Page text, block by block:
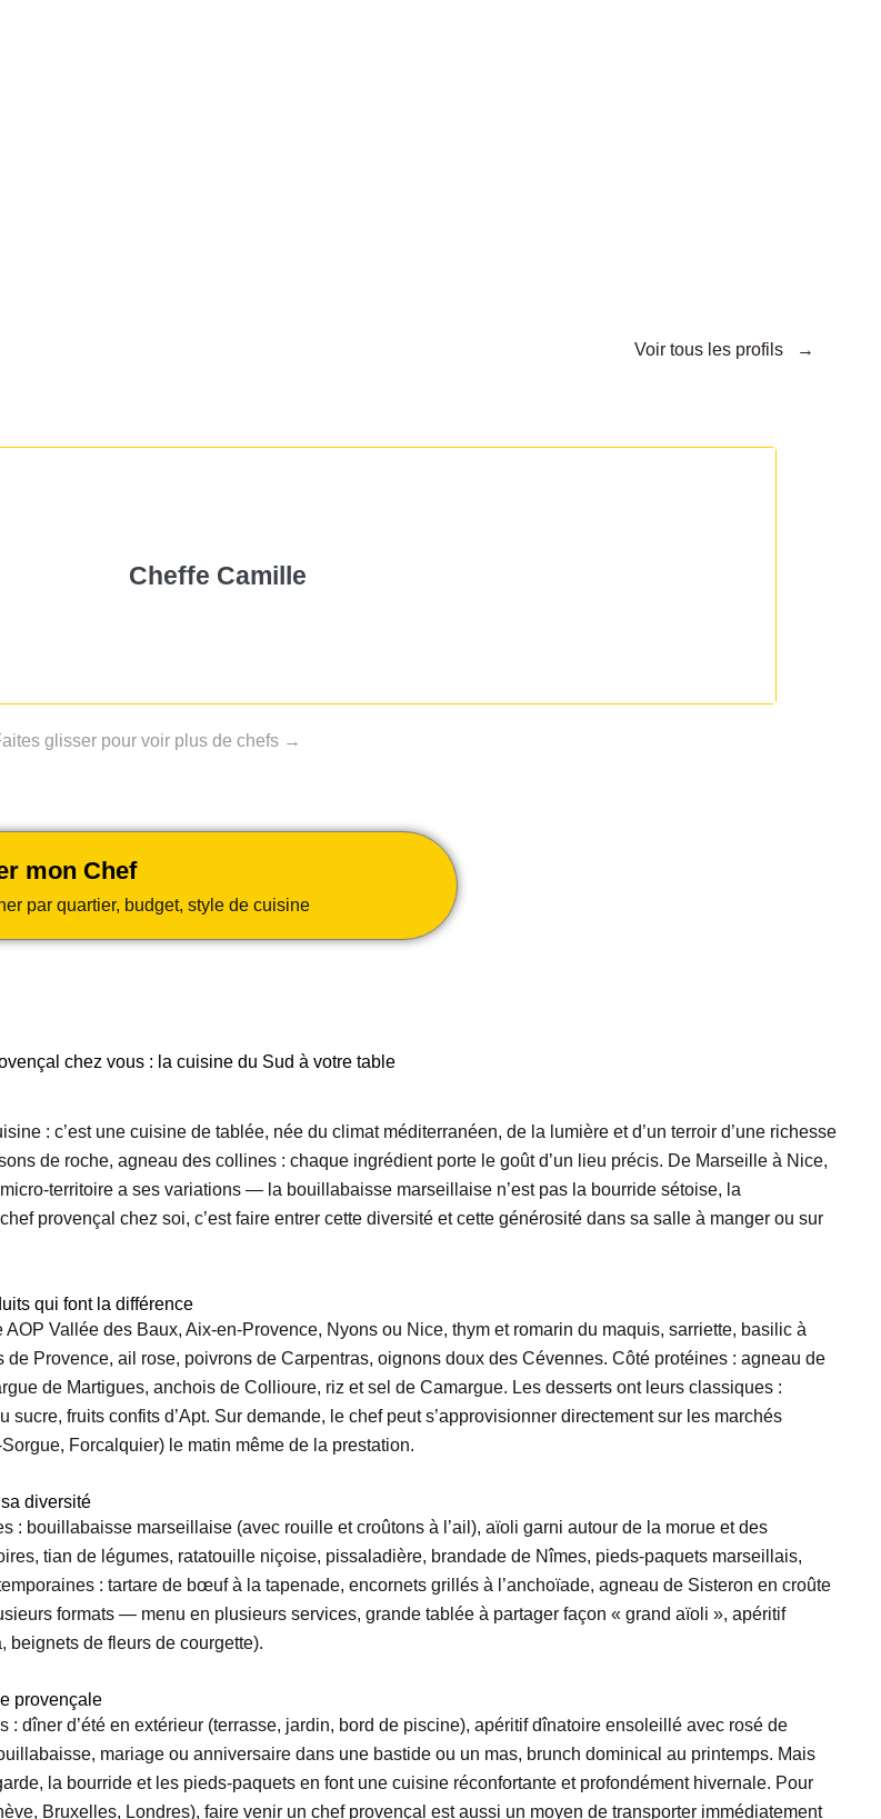
Voir tous les profils →
Cheffe Camille
glisser pour voir plus de chefs →
mon Chef
par quartier, budget, style de cuisine
chez vous : la cuisine du Sud à votre table
: c’est une cuisine de tablée, née du climat méditerranéen, de la lumière et d’un terroir d’une richesse
de roche, agneau des collines : chaque ingrédient porte le goût d’un lieu précis. De Marseille à Nice,
territoire a ses variations — la bouillabaisse marseillaise n’est pas la bourride sétoise, la
provençal chez soi, c’est faire entrer cette diversité et cette générosité dans sa salle à manger ou sur
qui font la différence
Vallée des Baux, Aix-en-Provence, Nyons ou Nice, thym et romarin du maquis, sarriette, basilic à
Provence, ail rose, poivrons de Carpentras, oignons doux des Cévennes. Côté protéines : agneau de
de Martigues, anchois de Collioure, riz et sel de Camargue. Les desserts ont leurs classiques :
fruits confits d’Apt. Sur demande, le chef peut s’approvisionner directement sur les marchés
Forcalquier) le matin même de la prestation.
diversité
: bouillabaisse marseillaise (avec rouille et croûtons à l’ail), aïoli garni autour de la morue et des
tian de légumes, ratatouille niçoise, pissaladière, brandade de Nîmes, pieds-paquets marseillais,
: tartare de bœuf à la tapenade, encornets grillés à l’anchoïade, agneau de Sisteron en croûte
formats — menu en plusieurs services, grande tablée à partager façon « grand aïoli », apéritif
beignets de fleurs de courgette).
provençale
dîner d’été en extérieur (terrasse, jardin, bord de piscine), apéritif dînatoire ensoleillé avec rosé de
mariage ou anniversaire dans une bastide ou un mas, brunch dominical au printemps. Mais
la bourride et les pieds-paquets en font une cuisine réconfortante et profondément hivernale. Pour
Bruxelles, Londres), faire venir un chef provençal est aussi un moyen de transporter immédiatement